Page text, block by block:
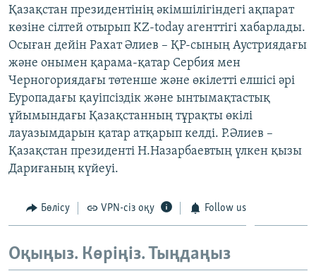
Русский
ЖАЗЫЛЫҢЫЗ
Басқа тілдерде
Қазақстан президентінің әкімшілігіндегі ақпарат
көзіне сілтей отырып KZ-today агенттігі хабарлады.
Осыған дейін Рахат Әлиев – ҚР-сының Аустриядағы
және онымен қарама-қатар Сербия мен
Черногориядағы төтенше және өкілетті елшісі әрі
Еуропадағы қауіпсіздік және ынтымақтастық
ұйымындағы Қазақстанның тұрақты өкілі
лауазымдарын қатар атқарып келді. Р.Әлиев –
Қазақстан президенті Н.Назарбаевтың үлкен қызы
Дариғаның күйеуі.
Бөлісу VPN-сіз оқу Follow us
Оқыңыз. Көріңіз. Тыңдаңыз